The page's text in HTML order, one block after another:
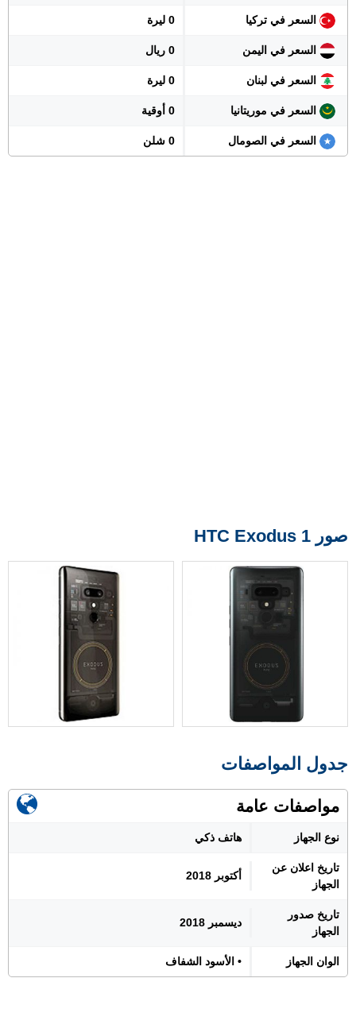
السعر في تركيا 0 ليرة
السعر في اليمن 0 ريال
السعر في لبنان 0 ليرة
السعر في موريتانيا 0 أوقية
السعر في الصومال 0 شلن
صور HTC Exodus 1
جدول المواصفات
مواصفات عامة
نوع الجهاز هاتف ذكي
تاريخ اعلان عن
الجهاز
أكتوبر 2018
تاريخ صدور
الجهاز
ديسمبر 2018
الوان الجهاز • الأسود الشفاف